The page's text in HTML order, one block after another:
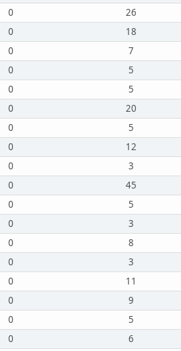
0 26
0 18
0 7
0 5
0 5
0 20
0 5
0 12
0 3
0 45
0 5
0 3
0 8
0 3
0 11
0 9
0 5
0 6